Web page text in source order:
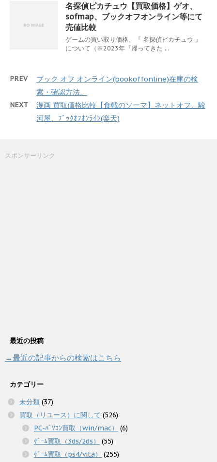
名探偵ピカチュウ【買取価格】ゲオ、
sofmap、ブックオフオンライン等にて
売値比較
ゲームの買い取り価格、『 名探偵ピカチュウ 』
について（※2023年『帰ってきた ...
PREV
ブック オフ オンライン(bookoffonline)在庫の検
索・確認方法。
NEXT
漫画 買取価格比較【食戟のソーマ】ネットオフ、駿
河屋、ﾌﾞｯｸｵﾌｵﾝﾗｲﾝ(楽天)
スポンサーリンク
最近の投稿
→最近の記事からの検索はこちら
カテゴリー
未分類 (37)
買取（リユース）に関して (526)
PC-ﾊﾟｿｺﾝ買取（win/mac）
(6)
ｹﾞｰﾑ買取（3ds/2ds）
(55)
ｹﾞｰﾑ買取（ps4/vita）
(255)